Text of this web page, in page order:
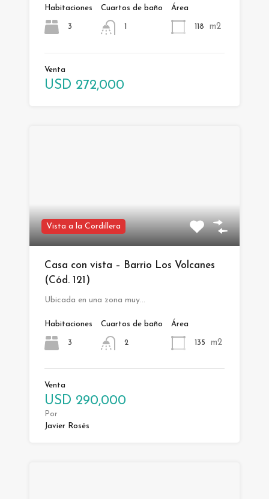
Habitaciones
3
Cuartos de baño
1
Área
118 m2
Venta
USD 272,000
Vista a la Cordillera
Casa con vista – Barrio Los Volcanes
(Cód. 121)
Ubicada en una zona muy…
Habitaciones
3
Cuartos de baño
2
Área
135 m2
Venta
USD 290,000
Por
Javier Rosés